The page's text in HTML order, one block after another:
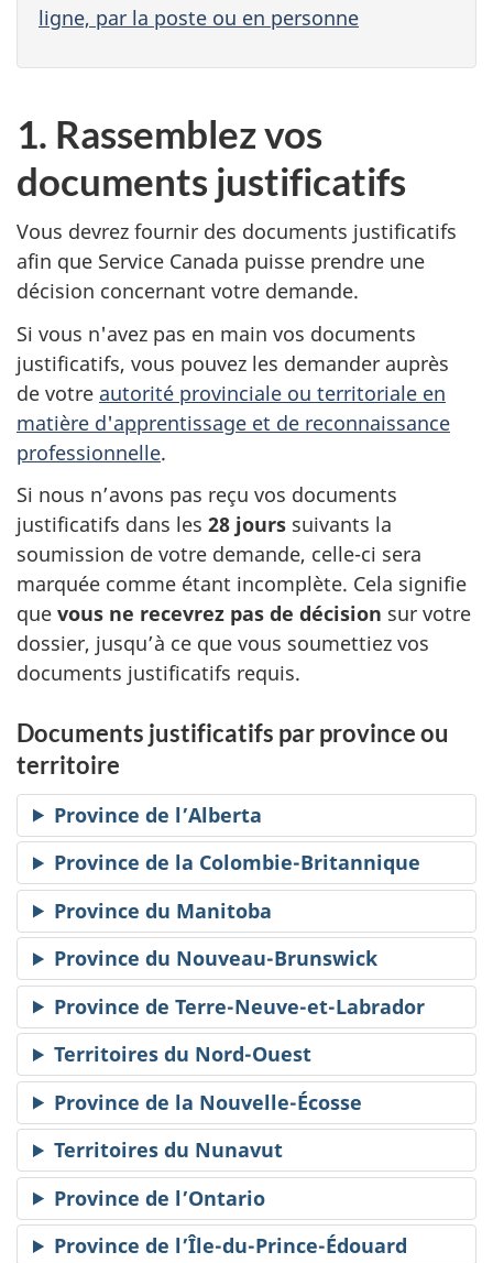
ligne, par la poste ou en personne
1. Rassemblez vos
documents justificatifs
Vous devrez fournir des documents justificatifs
afin que Service Canada puisse prendre une
décision concernant votre demande.
Si vous n'avez pas en main vos documents
justificatifs, vous pouvez les demander auprès
de votre autorité provinciale ou territoriale en
matière d'apprentissage et de reconnaissance
professionnelle.
Si nous n’avons pas reçu vos documents
justificatifs dans les 28 jours suivants la
soumission de votre demande, celle-ci sera
marquée comme étant incomplète. Cela signifie
que vous ne recevrez pas de décision sur votre
dossier, jusqu’à ce que vous soumettiez vos
documents justificatifs requis.
Documents justificatifs par province ou
territoire
Province de l’Alberta
Province de la Colombie-Britannique
Province du Manitoba
Province du Nouveau-Brunswick
Province de Terre-Neuve-et-Labrador
Territoires du Nord-Ouest
Province de la Nouvelle-Écosse
Territoires du Nunavut
Province de l’Ontario
Province de l’Île-du-Prince-Édouard